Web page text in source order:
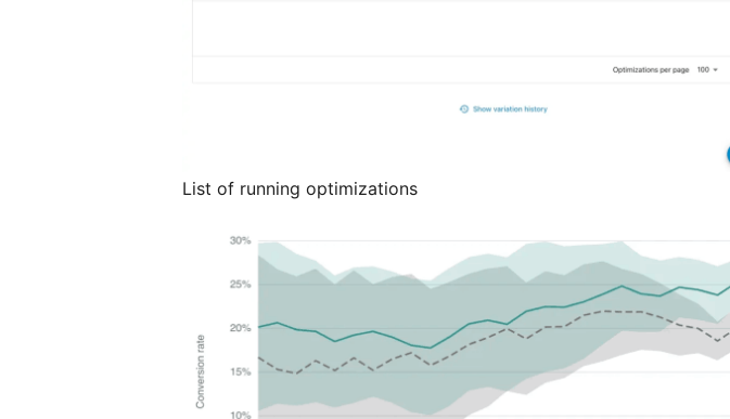
List of running optimizations